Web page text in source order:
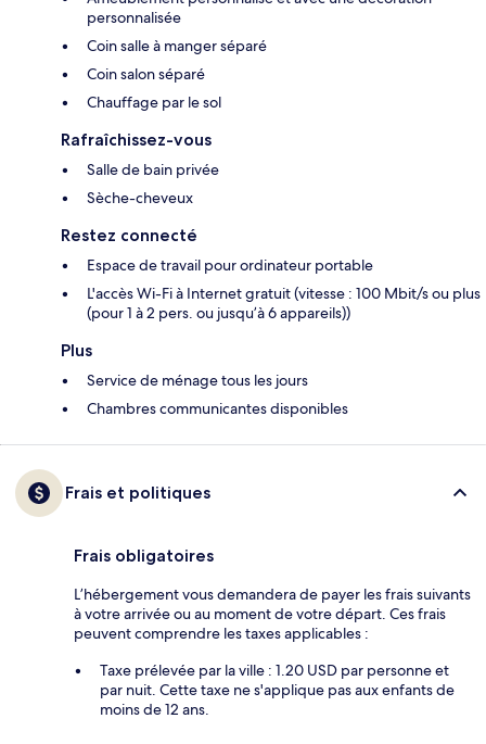
personnalisée
Coin salle à manger séparé
Coin salon séparé
Chauffage par le sol
Rafraîchissez-vous
Salle de bain privée
Sèche-cheveux
Restez connecté
Espace de travail pour ordinateur portable
L'accès Wi-Fi à Internet gratuit (vitesse : 100 Mbit/s ou plus
(pour 1 à 2 pers. ou jusqu’à 6 appareils))
Plus
Service de ménage tous les jours
Chambres communicantes disponibles
Frais et politiques
Frais obligatoires
L’hébergement vous demandera de payer les frais suivants
à votre arrivée ou au moment de votre départ. Ces frais
peuvent comprendre les taxes applicables :
Taxe prélevée par la ville : 1.20 USD par personne et
par nuit. Cette taxe ne s'applique pas aux enfants de
moins de 12 ans.